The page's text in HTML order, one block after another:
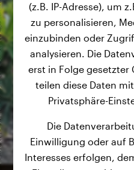
(z.B. IP-Adresse), um
zu personalisieren,
einzubinden oder
analysieren. Die
erst in Folge gesetzter
teilen diese Daten
Privatsphäre-
Die
Einwilligung oder auf
Interesses erfolgen,